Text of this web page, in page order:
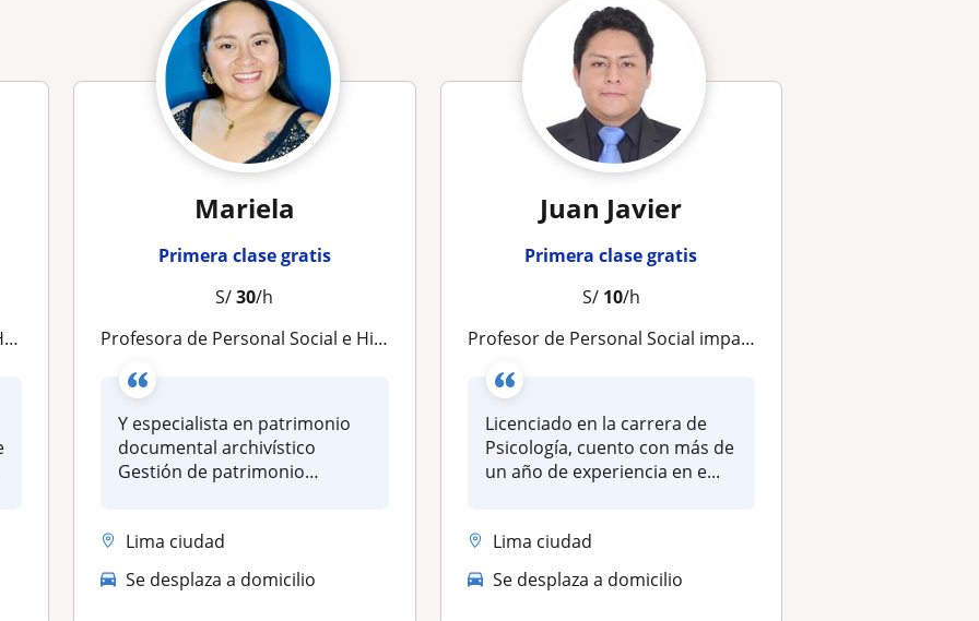
Mariela
Primera clase gratis
S/30/h
Profesora de Personal Social e Historia
Y especialista en patrimonio
documental archivístico
Gestión de patrimonio
Lima ciudad
Se desplaza a domicilio
Juan Javier
Primera clase gratis
S/ 10/h
Profesor de Personal Social imparte clases a estudiantes de 1° grado de primaria
Licenciado en la carrera de
Psicología, cuento con más de
un año de experiencia en e...
Lima ciudad
Se desplaza a domicilio